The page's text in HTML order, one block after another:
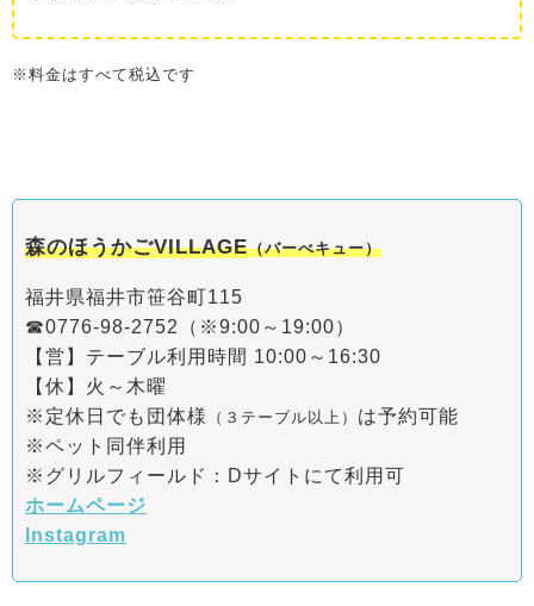
※料金はすべて税込です
森のほうかごVILLAGE（バーべキュー）
福井県福井市笹谷町115
☎0776-98-2752（※9:00～19:00）
【営】テーブル利用時間 10:00～16:30
【休】火～木曜
※定休日でも団体様
（３テーブル以上） は予約可能
※ペット同伴利用
※グリルフィールド：Dサイトにて利用可
ホームページ
Instagram